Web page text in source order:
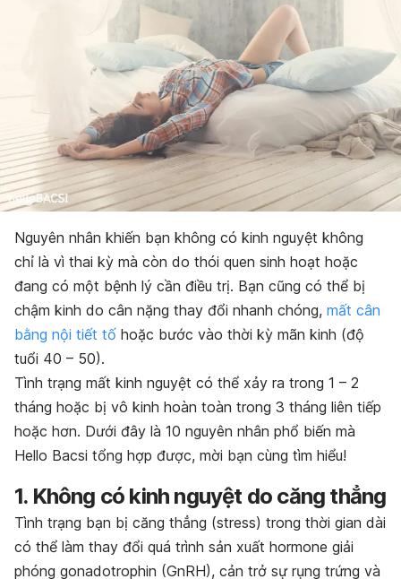
Nguyên nhân khiến bạn không có kinh nguyệt không
chỉ là vì thai kỳ mà còn do thói quen sinh hoạt hoặc
đang có một bệnh lý cần điều trị. Bạn cũng có thể bị
chậm kinh do cân nặng thay đổi nhanh chóng, mất cân
bằng nội tiết tố hoặc bước vào thời kỳ mãn kinh (độ
tuổi 40 – 50).
Tình trạng mất kinh nguyệt có thể xảy ra trong 1 – 2
tháng hoặc bị vô kinh hoàn toàn trong 3 tháng liên tiếp
hoặc hơn. Dưới đây là 10 nguyên nhân phổ biến mà
Hello Bacsi tổng hợp được, mời bạn cùng tìm hiểu!
1. Không có kinh nguyệt do căng thẳng
Tình trạng bạn bị căng thẳng (stress) trong thời gian dài
có thể làm thay đổi quá trình sản xuất hormone giải
phóng gonadotrophin (GnRH), cản trở sự rụng trứng và